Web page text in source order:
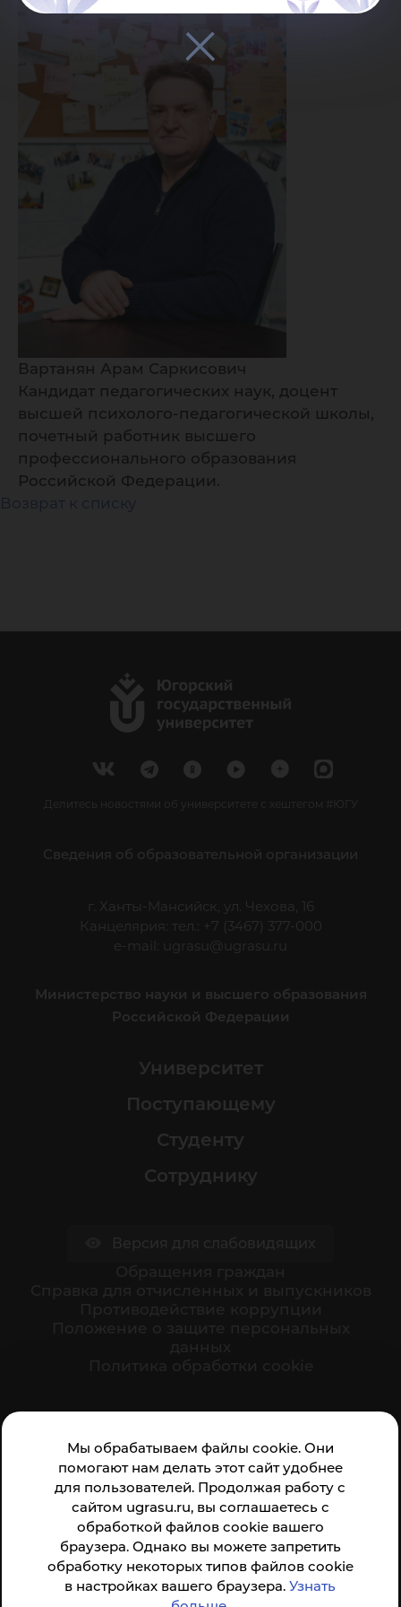
Мы обрабатываем файлы cookie. Они
помогают нам делать этот сайт удобнее
для пользователей. Продолжая работу с
сайтом ugrasu.ru, вы соглашаетесь с
обработкой файлов cookie вашего
браузера. Однако вы можете запретить
обработку некоторых типов файлов cookie
в настройках вашего браузера.Узнать
Вартанян Арам Саркисович
Кандидат педагогических наук, доцент
высшей психолого-педагогической школы,
почетный работник высшего
профессионального образования
Российской Федерации.
Возврат к списку
Делитесь новостями об университете с хештегом #ЮГУ
Сведения об образовательной организации
г. Ханты-Мансийск, ул. Чехова, 16
Канцелярия: тел.: +7 (3467) 377-000
e-mail:
ugrasu@ugrasu.ru
Министерство науки и высшего образования
Российской Федерации
Университет
Поступающему
Студенту
Сотруднику
организации:
Анкета доступна по QR-коду, а так же по прямой
ссылке